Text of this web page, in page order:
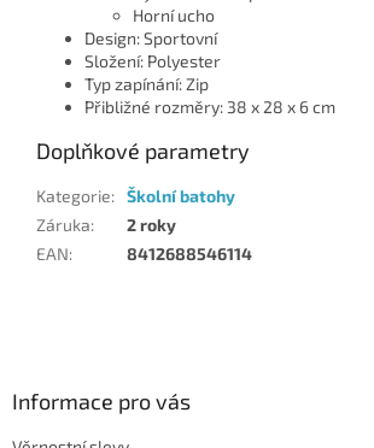
Horní ucho
Design: Sportovní
Složení: Polyester
Typ zapínání: Zip
Přibližné rozměry: 38 x 28 x 6 cm
Doplňkové parametry
Kategorie: Školní batohy
Záruka:
2 roky
EAN: 8412688546114
Informace pro vás